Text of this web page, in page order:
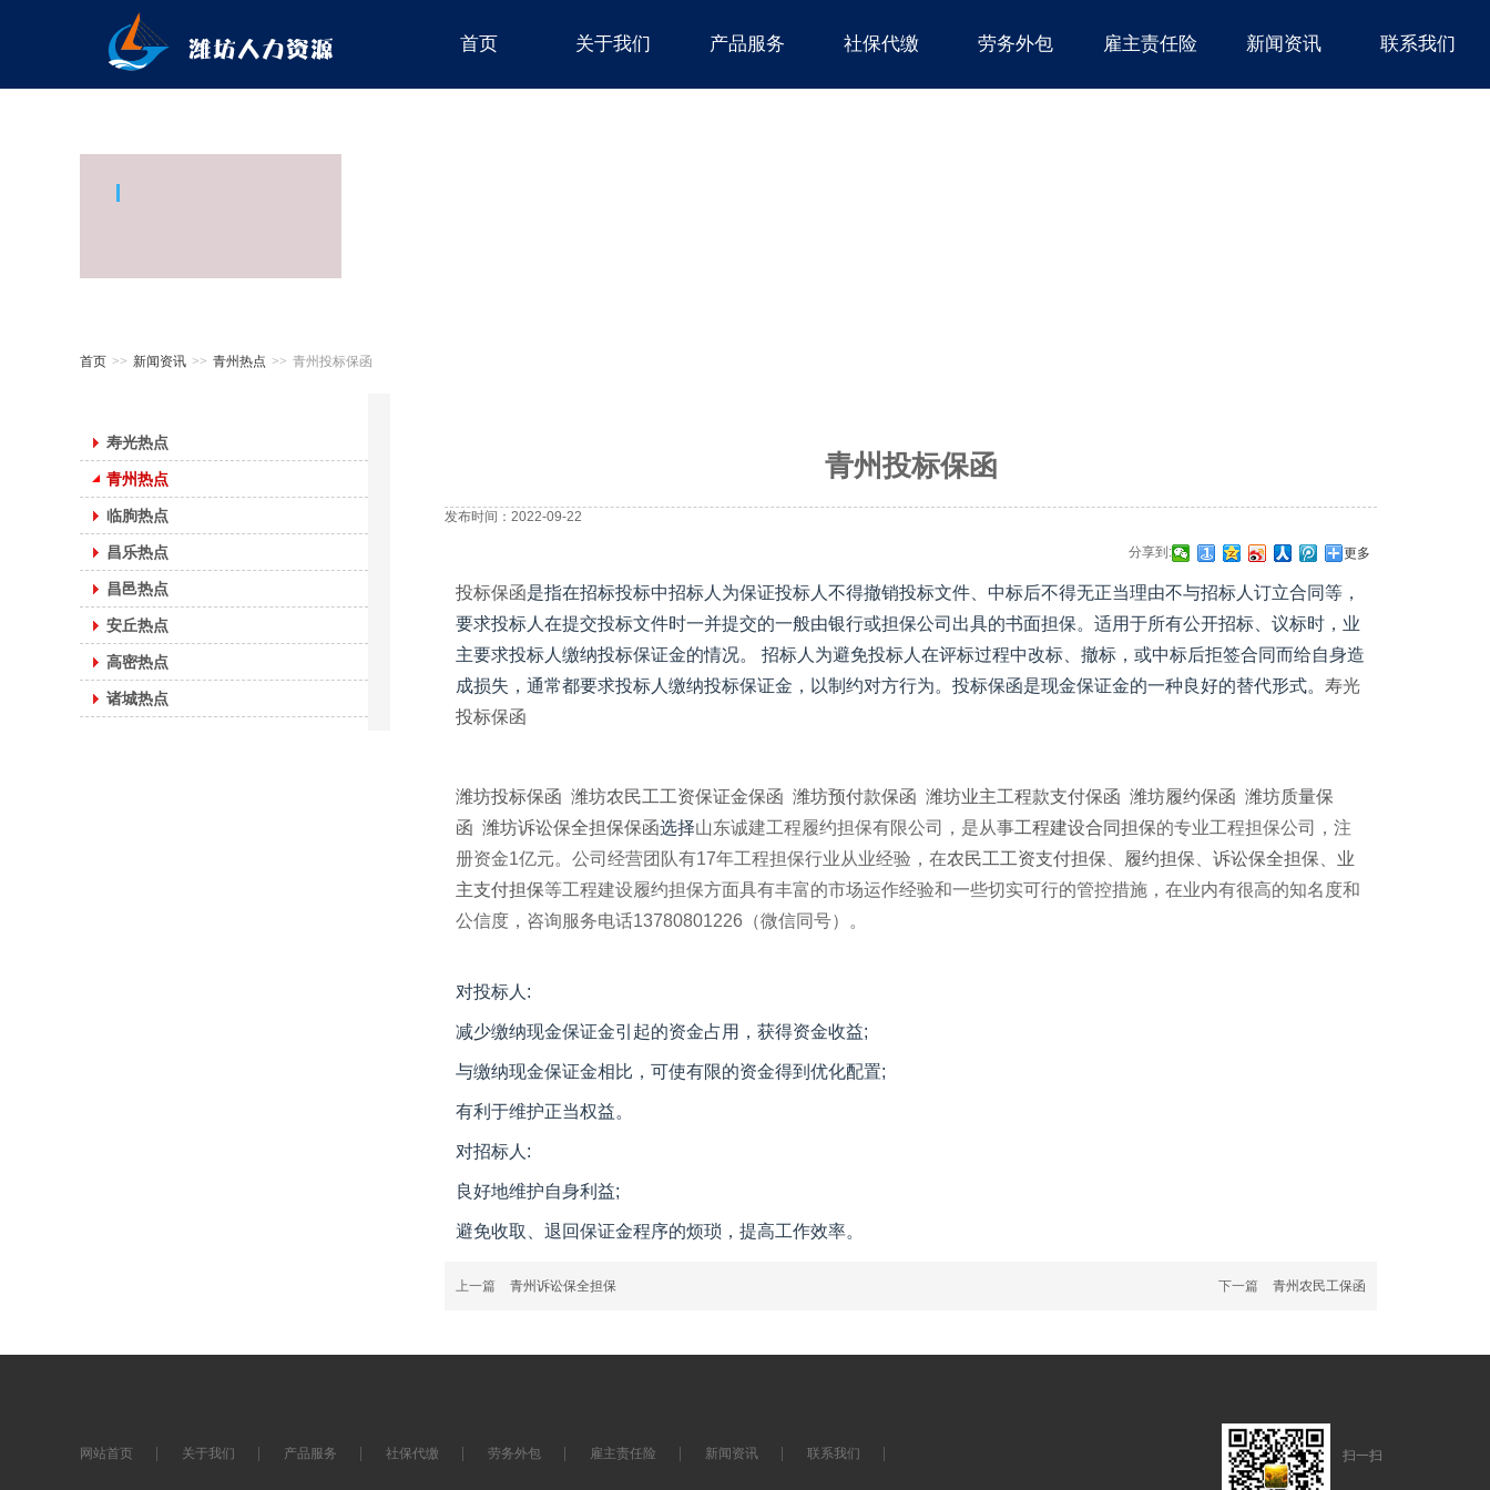
首页 关于我们 产品服务 社保代缴 劳务外包 雇主责任险 新闻资讯 联系我们
首页 >> 新闻资讯 >> 青州热点 >> 青州投标保函
寿光热点
青州热点
临朐热点
昌乐热点
昌邑热点
安丘热点
高密热点
诸城热点
青州投标保函
发布时间：2022-09-22
分享到: 更多
投标保函是指在招标投标中招标人为保证投标人不得撤销投标文件、中标后不得无正当理由不与招标人订立合同等，
要求投标人在提交投标文件时一并提交的一般由银行或担保公司出具的书面担保。适用于所有公开招标、议标时，业
主要求投标人缴纳投标保证金的情况。 招标人为避免投标人在评标过程中改标、撤标，或中标后拒签合同而给自身造
成损失，通常都要求投标人缴纳投标保证金，以制约对方行为。投标保函是现金保证金的一种良好的替代形式。 寿光
投标保函
潍坊投标保函 潍坊农民工工资保证金保函 潍坊预付款保函 潍坊业主工程款支付保函 潍坊履约保函 潍坊质量保
函 潍坊诉讼保全担保保函选择山东诚建工程履约担保有限公司，是从事工程建设合同担保的专业工程担保公司，注
册资金1亿元。公司经营团队有17年工程担保行业从业经验，在农民工工资支付担保 履约担保 诉讼保全担保
业
主支付担保等工程建设履约担保方面具有丰富的市场运作经验和一些切实可行的管控措施，在业内有很高的知名度和
公信度，咨询服务电话13780801226（微信同号）。
对投标人:
减少缴纳现金保证金引起的资金占用，获得资金收益;
与缴纳现金保证金相比，可使有限的资金得到优化配置;
有利于维护正当权益。
对招标人:
良好地维护自身利益;
避免收取、退回保证金程序的烦琐，提高工作效率。
上一篇 青州诉讼保全担保 下一篇 青州农民工保函
网站首页 关于我们 产品服务 社保代缴 劳务外包 雇主责任险 新闻资讯 联系我们 扫一扫